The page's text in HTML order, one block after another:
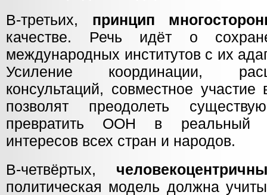
В-третьих, принцип
качестве. Речь идёт о
международных институтов с их
Усиление координации,
консультаций, совместное
позволят преодолеть
превратить ООН в реальный
интересов всех стран и народов.
В-четвёртых,
политическая модель должна